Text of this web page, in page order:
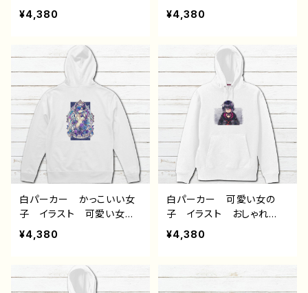
ト エモい 可愛い女の
子 かわいい おしゃれ
ーラー服 黒髪 ボブヘ
ア ショートカット 風景
綺麗 景色 美しい ノス
タルジック 個性的 おす
すめ 人気 イラストレー
ター 絵師 オリジナル
デザイン グッズ 片面印
刷 タイトル：またね 作：
みふる
¥4,380
服 チョコミント スイー
ツ 少女 ゴスロリ クラ
ガールズイラスト おすす
め 個性的 人気 イラス
トレーター クリエイター
絵師 オリジナル デザイ
ン グッズ 片面印刷 タ
イトル：【月蝕ざっか店】Cho
comint*Holic 作：白夜ゆ
う G-6
¥4,380
白パーカー かっこいい女
子 イラスト 可愛い女の
子 女性 セクシー ゴシ
ック ファンタジー 綺
性的 人気 イラストレー
ター クリエイター 絵
¥4,380
白パーカー 可愛い女の
子 イラスト おしゃれ
服 ゴスパン ロック 病
みかわいい 個性的 おす
ター クリエイター 絵
¥4,380